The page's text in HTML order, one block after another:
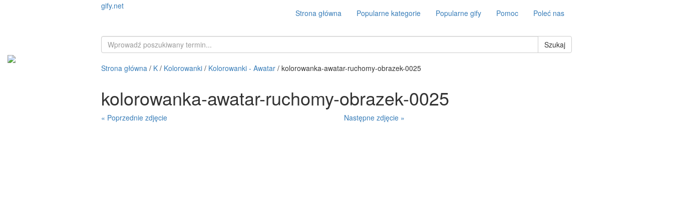
gify.net
Strona główna Popularne kategorie Popularne gify Pomoc Poleć nas
Szukaj
Strona główna / K / Kolorowanki / Kolorowanki - Awatar / kolorowanka-awatar-ruchomy-obrazek-0025
kolorowanka-awatar-ruchomy-obrazek-0025
« Poprzednie zdjęcie Następne zdjęcie »